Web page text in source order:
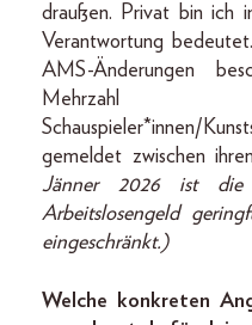
draußen. Privat bin ich
Verantwortung
AMS-Änderungen
Mehrzahl
Schauspieler*innen/
gemeldet zwischen
Jänner 2026 ist die
Arbeitslosengeld
eingeschränkt.)
Welche konkreten